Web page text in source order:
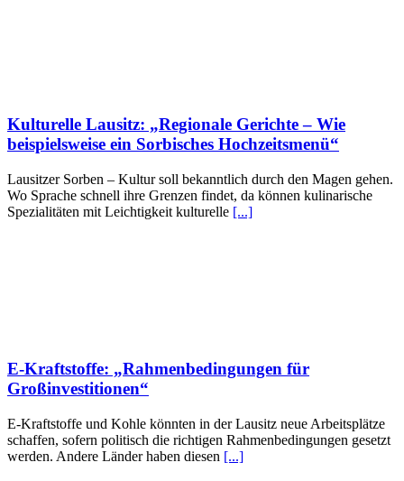
Kulturelle Lausitz: „Regionale Gerichte – Wie
beispielsweise ein Sorbisches Hochzeitsmenü“
Lausitzer Sorben – Kultur soll bekanntlich durch den Magen gehen.
Wo Sprache schnell ihre Grenzen findet, da können kulinarische
Spezialitäten mit Leichtigkeit kulturelle [...]
E-Kraftstoffe: „Rahmenbedingungen für
Großinvestitionen“
E-Kraftstoffe und Kohle könnten in der Lausitz neue Arbeitsplätze
schaffen, sofern politisch die richtigen Rahmenbedingungen gesetzt
werden. Andere Länder haben diesen [...]